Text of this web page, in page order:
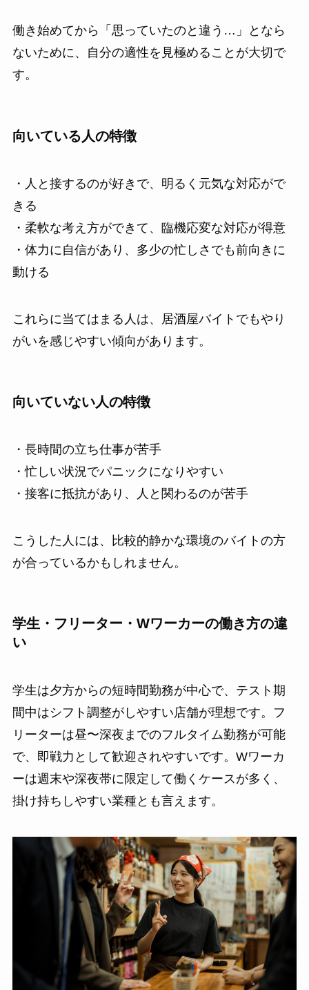
働き始めてから「思っていたのと違う…」となら
ないために、自分の適性を見極めることが大切で
す。
向いている人の特徴
・人と接するのが好きで、明るく元気な対応がで
きる
・柔軟な考え方ができて、臨機応変な対応が得意
・体力に自信があり、多少の忙しさでも前向きに
動ける
これらに当てはまる人は、居酒屋バイトでもやり
がいを感じやすい傾向があります。
向いていない人の特徴
・長時間の立ち仕事が苦手
・忙しい状況でパニックになりやすい
・接客に抵抗があり、人と関わるのが苦手
こうした人には、比較的静かな環境のバイトの方
が合っているかもしれません。
学生・フリーター・Wワーカーの働き方の違
い
学生は夕方からの短時間勤務が中心で、テスト期
間中はシフト調整がしやすい店舗が理想です。フ
リーターは昼〜深夜までのフルタイム勤務が可能
で、即戦力として歓迎されやすいです。Wワーカ
ーは週末や深夜帯に限定して働くケースが多く、
掛け持ちしやすい業種とも言えます。